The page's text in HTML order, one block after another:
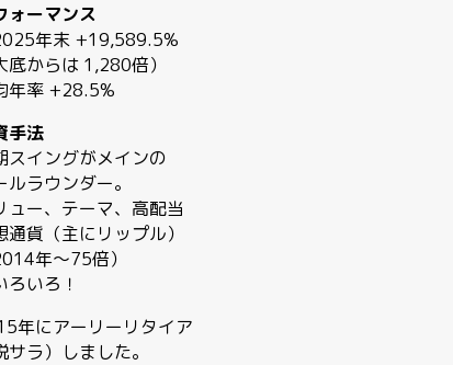
ォーマンス
年末 +19,589.5%
底からは 1,280倍）
年率 +28.5%
手法
スイングがメインの
ルラウンダー。
ュー、テーマ、高配当
通貨（主にリップル）
年〜75倍）
ろいろ！
年にアーリーリタイア
サラ）しました。